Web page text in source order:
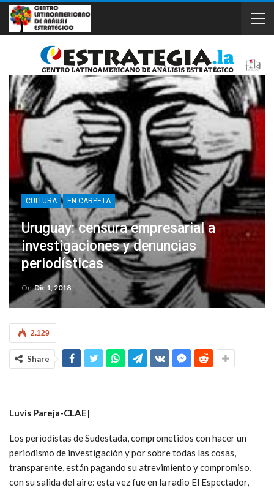
CULTURA EN CARPETA
Uruguay: censura empresarial a
investigaciones y denuncias
periodísticas
OnDic 1, 2018
2.129
Share
Luvis Pareja-CLAE|
Los periodistas de Sudestada, comprometidos con hacer un
periodismo de investigación y por sobre todas las cosas,
transparente, están pagando su atrevimiento y compromiso,
con su salida del aire: esta vez fue en la radio El Espectador,